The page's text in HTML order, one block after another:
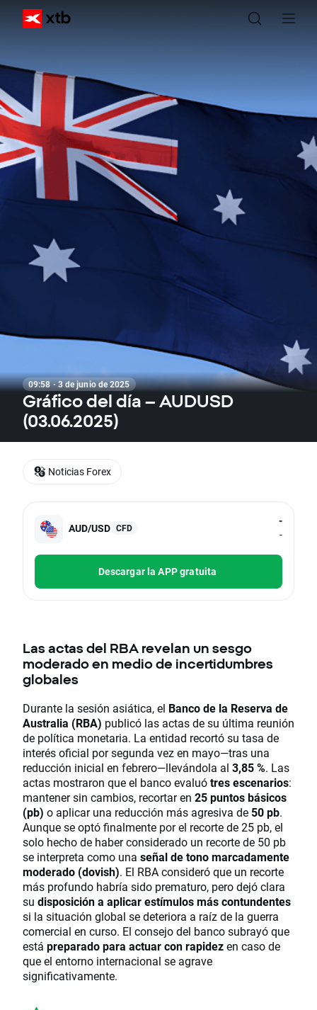
09:58 · 3 de junio de 2025
Gráfico del día – AUDUSD
(03.06.2025)
AUD/USD CFD
-
-
Descargar la APP gratuita
Las actas del RBA revelan un sesgo
moderado en medio de incertidumbres
globales
Durante la sesión asiática, el Banco de la Reserva de
Australia (RBA) publicó las actas de su última reunión
de política monetaria. La entidad recortó su tasa de
interés oficial por segunda vez en mayo—tras una
reducción inicial en febrero—llevándola al 3,85 %. Las
actas mostraron que el banco evaluótres escenarios:
mantener sin cambios, recortar en 25 puntos básicos
(pb) o aplicar una reducción más agresiva de 50 pb.
Aunque se optó finalmente por el recorte de 25 pb, el
solo hecho de haber considerado un recorte de 50 pb
se interpreta como una señal de tono marcadamente
moderado (dovish). El RBA consideró que un recorte
más profundo habría sido prematuro, pero dejó clara
su disposición a aplicar estímulos más contundentes
si la situación global se deteriora a raíz de la guerra
comercial en curso. El consejo del banco subrayó que
está preparado para actuar con rapidezen caso de
que el entorno internacional se agrave
significativamente.
Noticias Forex